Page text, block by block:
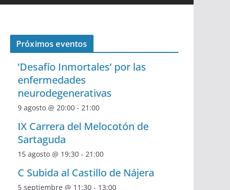
Próximos eventos
‘Desafío Inmortales’ por las
enfermedades
neurodegenerativas
9 agosto @ 20:00 - 21:00
IX Carrera del Melocotón de
Sartaguda
15 agosto @ 19:30 - 21:00
C Subida al Castillo de Nájera
5 septiembre @ 11:30 - 13:00